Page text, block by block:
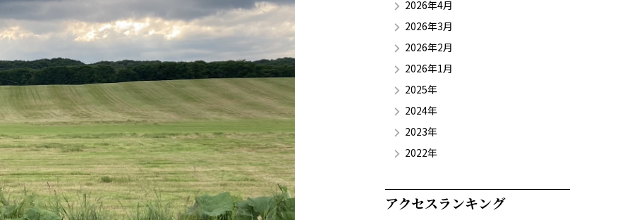
2026年4月
2026年3月
2026年2月
2026年1月
2025年
2024年
2023年
2022年
アクセスランキング